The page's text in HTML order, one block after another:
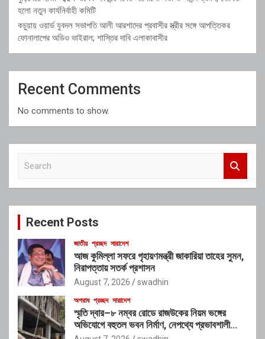
হলো নতুন কার্যনির্বাহী কমিটি
কচুয়ায় ওয়ার্ড যুবদল সভাপতি আলী আরশাদের প্রবাসীর স্ত্রীর সঙ্গে আপত্তিকর
ফোনালাপের অডিও ভাইরাল; শাস্তির দাবি এলাকাবাসীর
Recent Comments
No comments to show.
c
Recent Posts
জাতীয় প্রচ্ছদ সারাদেশ
আজ কুমিল্লা সফরে গৃহায়ণমন্ত্রী জাকারিয়া তাহের সুমন,
নিরাপত্তায় সতর্ক প্রশাসন
August 7, 2026 swadhin
অপরাধ প্রচ্ছদ সারাদেশ
স্মৃতি দ্বার–৮ নম্বর রোডে রাজউকের নিয়ম ভঙ্গের
অভিযোগে বহুতল ভবন নির্মাণ, নেপথ্যে প্রভাবশালী
চক্রের যোগসাজশের প্রশ্ন